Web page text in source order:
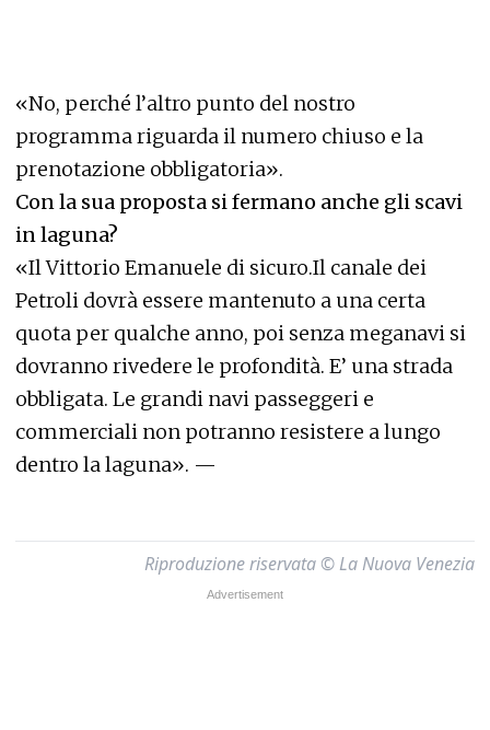
«No, perché l’altro punto del nostro
programma riguarda il numero chiuso e la
prenotazione obbligatoria».
Con la sua proposta si fermano anche gli scavi
in laguna?
«Il Vittorio Emanuele di sicuro.Il canale dei
Petroli dovrà essere mantenuto a una certa
quota per qualche anno, poi senza meganavi si
dovranno rivedere le profondità. E’ una strada
obbligata. Le grandi navi passeggeri e
commerciali non potranno resistere a lungo
dentro la laguna». —
Riproduzione riservata © La Nuova Venezia